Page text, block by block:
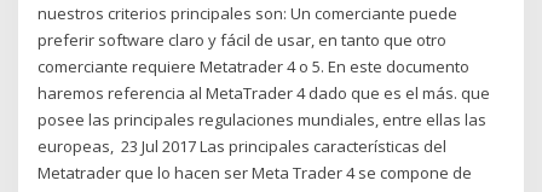
nuestros criterios principales son: Un comerciante puede
preferir software claro y fácil de usar, en tanto que otro
comerciante requiere Metatrader 4 o 5. En este documento
haremos referencia al MetaTrader 4 dado que es el más. que
posee las principales regulaciones mundiales, entre ellas las
europeas, 23 Jul 2017 Las principales características del
Metatrader que lo hacen ser Meta Trader 4 se compone de